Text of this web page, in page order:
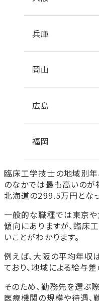
兵庫
岡山
広島
福岡
臨床工学技士の地域別年
のなかでは最も高いの
北海道の299.5万円となっ
一般的な職種では東京
傾向にありますが、臨床
いことがわかります。
例えば、大阪の平均年
ており、地域による給与
そのため、勤務先を選ぶ
医療機関の規模や待遇